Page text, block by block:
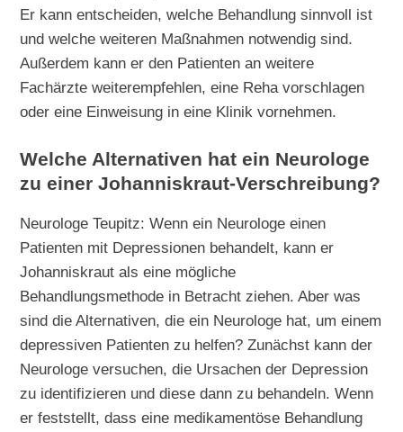
Er kann entscheiden, welche Behandlung sinnvoll ist
und welche weiteren Maßnahmen notwendig sind.
Außerdem kann er den Patienten an weitere
Fachärzte weiterempfehlen, eine Reha vorschlagen
oder eine Einweisung in eine Klinik vornehmen.
Welche Alternativen hat ein Neurologe
zu einer Johanniskraut-Verschreibung?
Neurologe Teupitz: Wenn ein Neurologe einen
Patienten mit Depressionen behandelt, kann er
Johanniskraut als eine mögliche
Behandlungsmethode in Betracht ziehen. Aber was
sind die Alternativen, die ein Neurologe hat, um einem
depressiven Patienten zu helfen? Zunächst kann der
Neurologe versuchen, die Ursachen der Depression
zu identifizieren und diese dann zu behandeln. Wenn
er feststellt, dass eine medikamentöse Behandlung